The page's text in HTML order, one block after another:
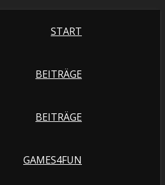
START
BEITRÄGE
BEITRÄGE
GAMES4FUN